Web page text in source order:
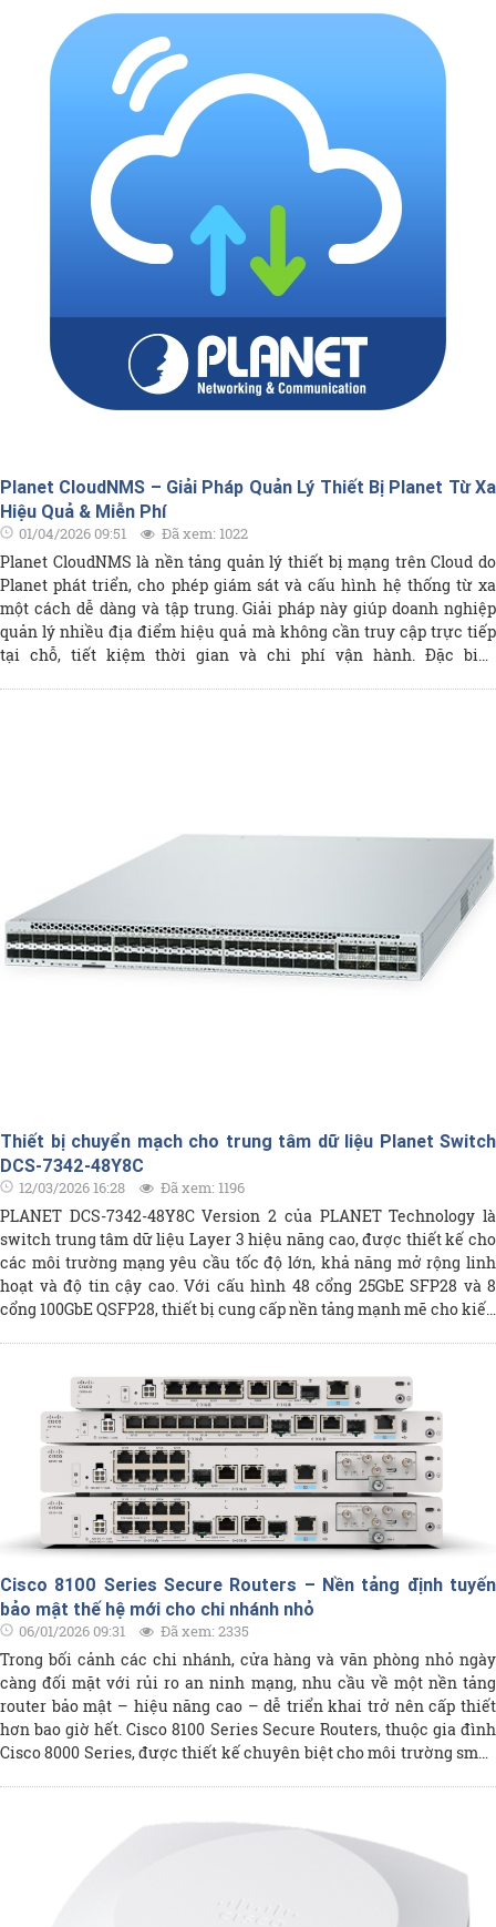
cloud. Bài viết phù hợp cho cả người mới bắt đầu lẫn kỹ thuật viên
triển khai hệ thống mạng Ruijie/Reyee.
Planet CloudNMS – Giải Pháp Quản Lý Thiết Bị Planet Từ Xa
Hiệu Quả & Miễn Phí
01/04/2026 09:51 Đã xem: 1022
Planet CloudNMS là nền tảng quản lý thiết bị mạng trên Cloud do
Planet phát triển, cho phép giám sát và cấu hình hệ thống từ xa
một cách dễ dàng và tập trung. Giải pháp này giúp doanh nghiệp
quản lý nhiều địa điểm hiệu quả mà không cần truy cập trực tiếp
tại chỗ, tiết kiệm thời gian và chi phí vận hành. Đặc biệt,
Thiết bị chuyển mạch cho trung tâm dữ liệu Planet Switch
DCS-7342-48Y8C
12/03/2026 16:28 Đã xem: 1196
PLANET DCS-7342-48Y8C Version 2 của PLANET Technology là
switch trung tâm dữ liệu Layer 3 hiệu năng cao, được thiết kế cho
các môi trường mạng yêu cầu tốc độ lớn, khả năng mở rộng linh
hoạt và độ tin cậy cao. Với cấu hình 48 cổng 25GbE SFP28 và 8
cổng 100GbE QSFP28, thiết bị cung cấp nền tảng mạnh mẽ cho kiến
L3 quy mô lớn, giúp xây dựng hạ tầng mạng ổn định, linh hoạt và
sẵn sàng cho tương lai.
Cisco 8100 Series Secure Routers – Nền tảng định tuyến
bảo mật thế hệ mới cho chi nhánh nhỏ
06/01/2026 09:31 Đã xem: 2335
Trong bối cảnh các chi nhánh, cửa hàng và văn phòng nhỏ ngày
càng đối mặt với rủi ro an ninh mạng, nhu cầu về một nền tảng
router bảo mật – hiệu năng cao – dễ triển khai trở nên cấp thiết
hơn bao giờ hết. Cisco 8100 Series Secure Routers, thuộc gia đình
Cisco 8000 Series, được thiết kế chuyên biệt cho môi trường small